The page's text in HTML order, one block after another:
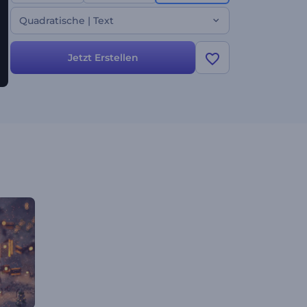
Sie es jetzt aus!
Quadratische | Text
Jetzt Erstellen